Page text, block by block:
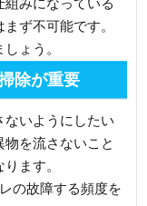
ず不可能です。
ょう。
除が重要
ないようにしたい
を流さないこと
ます。
の故障する頻度を